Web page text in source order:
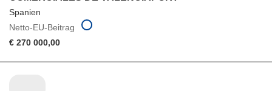
Spanien
Netto-EU-Beitrag
€ 270 000,00